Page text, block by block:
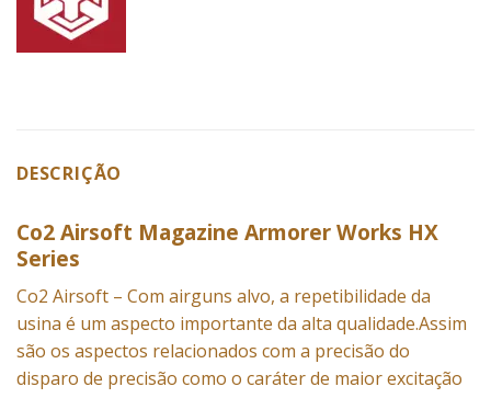
DESCRIÇÃO
Co2 Airsoft Magazine Armorer Works HX
Series
Co2 Airsoft – Com airguns alvo, a repetibilidade da
usina é um aspecto importante da alta qualidade.Assim
são os aspectos relacionados com a precisão do
disparo de precisão como o caráter de maior excitação